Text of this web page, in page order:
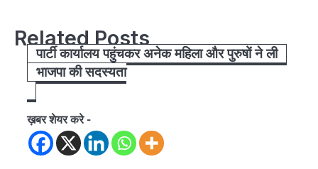
navigation
Related Posts
पार्टी कार्यालय पहुंचकर अनेक महिला और पुरुषों ने ली
भाजपा की सदस्यता
ख़बर शेयर करे -